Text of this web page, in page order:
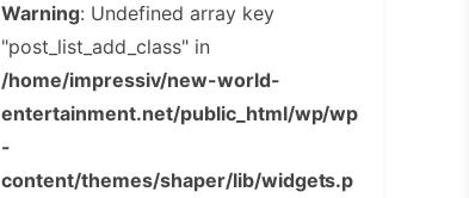
Warning: Undefined array key
"post_list_add_class" in
/home/impressiv/new-world-
entertainment.net/public_html/wp/wp
-
content/themes/shaper/lib/widgets.p